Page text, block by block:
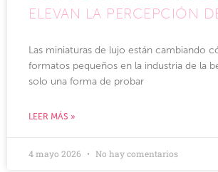
ELEVAN LA PERCEPCIÓN
Las miniaturas de lujo están cambiando
formatos pequeños en la industria de la
solo una forma de probar
LEER MÁS »
4 mayo 2026 No hay comentarios